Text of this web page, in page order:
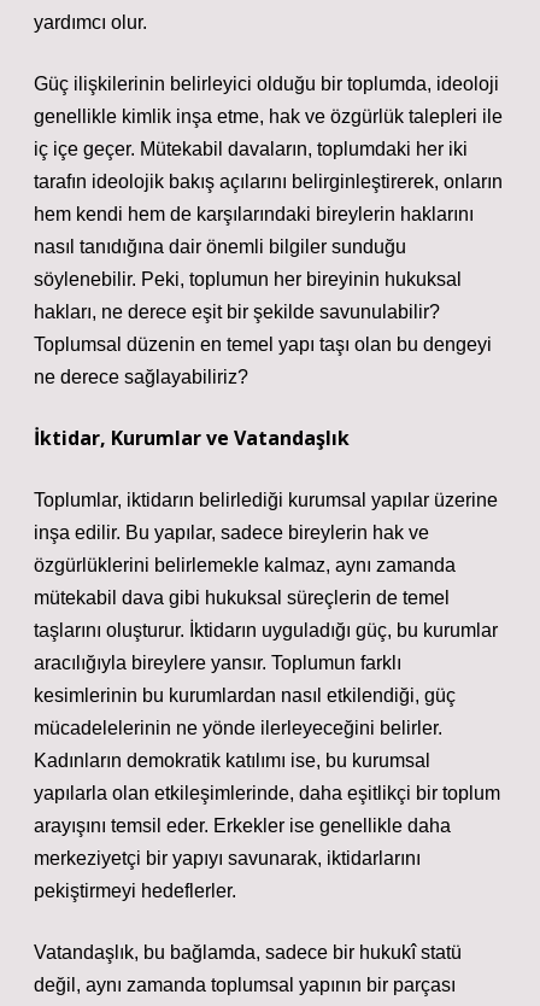
yardımcı olur.
Güç ilişkilerinin belirleyici olduğu bir toplumda, ideoloji
genellikle kimlik inşa etme, hak ve özgürlük talepleri ile
iç içe geçer. Mütekabil davaların, toplumdaki her iki
tarafın ideolojik bakış açılarını belirginleştirerek, onların
hem kendi hem de karşılarındaki bireylerin haklarını
nasıl tanıdığına dair önemli bilgiler sunduğu
söylenebilir. Peki, toplumun her bireyinin hukuksal
hakları, ne derece eşit bir şekilde savunulabilir?
Toplumsal düzenin en temel yapı taşı olan bu dengeyi
ne derece sağlayabiliriz?
İktidar, Kurumlar ve Vatandaşlık
Toplumlar, iktidarın belirlediği kurumsal yapılar üzerine
inşa edilir. Bu yapılar, sadece bireylerin hak ve
özgürlüklerini belirlemekle kalmaz, aynı zamanda
mütekabil dava gibi hukuksal süreçlerin de temel
taşlarını oluşturur. İktidarın uyguladığı güç, bu kurumlar
aracılığıyla bireylere yansır. Toplumun farklı
kesimlerinin bu kurumlardan nasıl etkilendiği, güç
mücadelelerinin ne yönde ilerleyeceğini belirler.
Kadınların demokratik katılımı ise, bu kurumsal
yapılarla olan etkileşimlerinde, daha eşitlikçi bir toplum
arayışını temsil eder. Erkekler ise genellikle daha
merkeziyetçi bir yapıyı savunarak, iktidarlarını
pekiştirmeyi hedeflerler.
Vatandaşlık, bu bağlamda, sadece bir hukukî statü
değil, aynı zamanda toplumsal yapının bir parçası